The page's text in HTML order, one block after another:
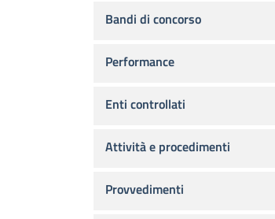
Bandi di concorso
Performance
Enti controllati
Attività e procedimenti
Provvedimenti